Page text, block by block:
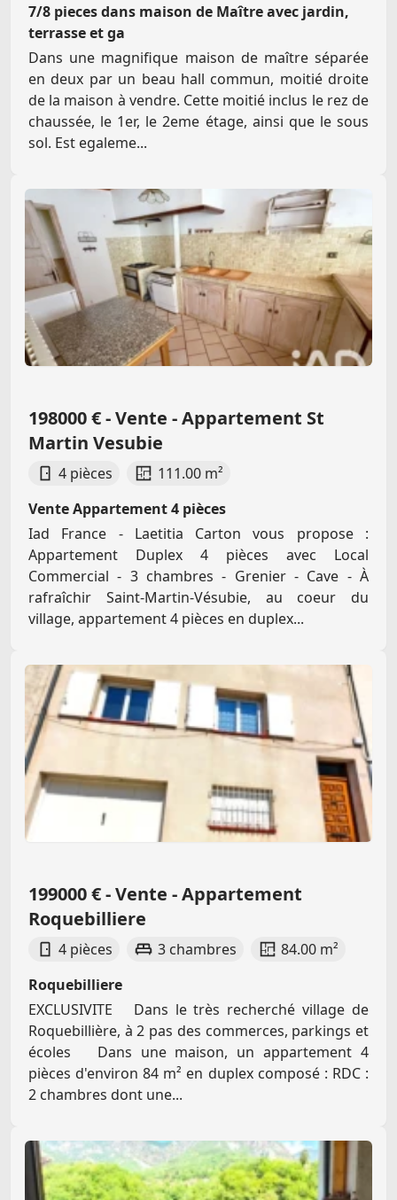
7/8 pieces dans maison de Maître avec jardin,
terrasse et ga
Dans une magnifique maison de maître séparée
en deux par un beau hall commun, moitié droite
de la maison à vendre. Cette moitié inclus le rez de
chaussée, le 1er, le 2eme étage, ainsi que le sous
sol. Est egaleme...
198000 € - Vente - Appartement St
Martin Vesubie
4 pièces
111.00 m²
Vente Appartement 4 pièces
Iad France - Laetitia Carton vous propose :
Appartement Duplex 4 pièces avec Local
Commercial - 3 chambres - Grenier - Cave - À
rafraîchir Saint-Martin-Vésubie, au coeur du
village, appartement 4 pièces en duplex...
199000 € - Vente - Appartement
Roquebilliere
4 pièces 3 chambres
84.00 m²
Roquebilliere
EXCLUSIVITE Dans le très recherché village de
Roquebillière, à 2 pas des commerces, parkings et
écoles Dans une maison, un appartement 4
pièces d'environ 84 m² en duplex composé : RDC :
2 chambres dont une...